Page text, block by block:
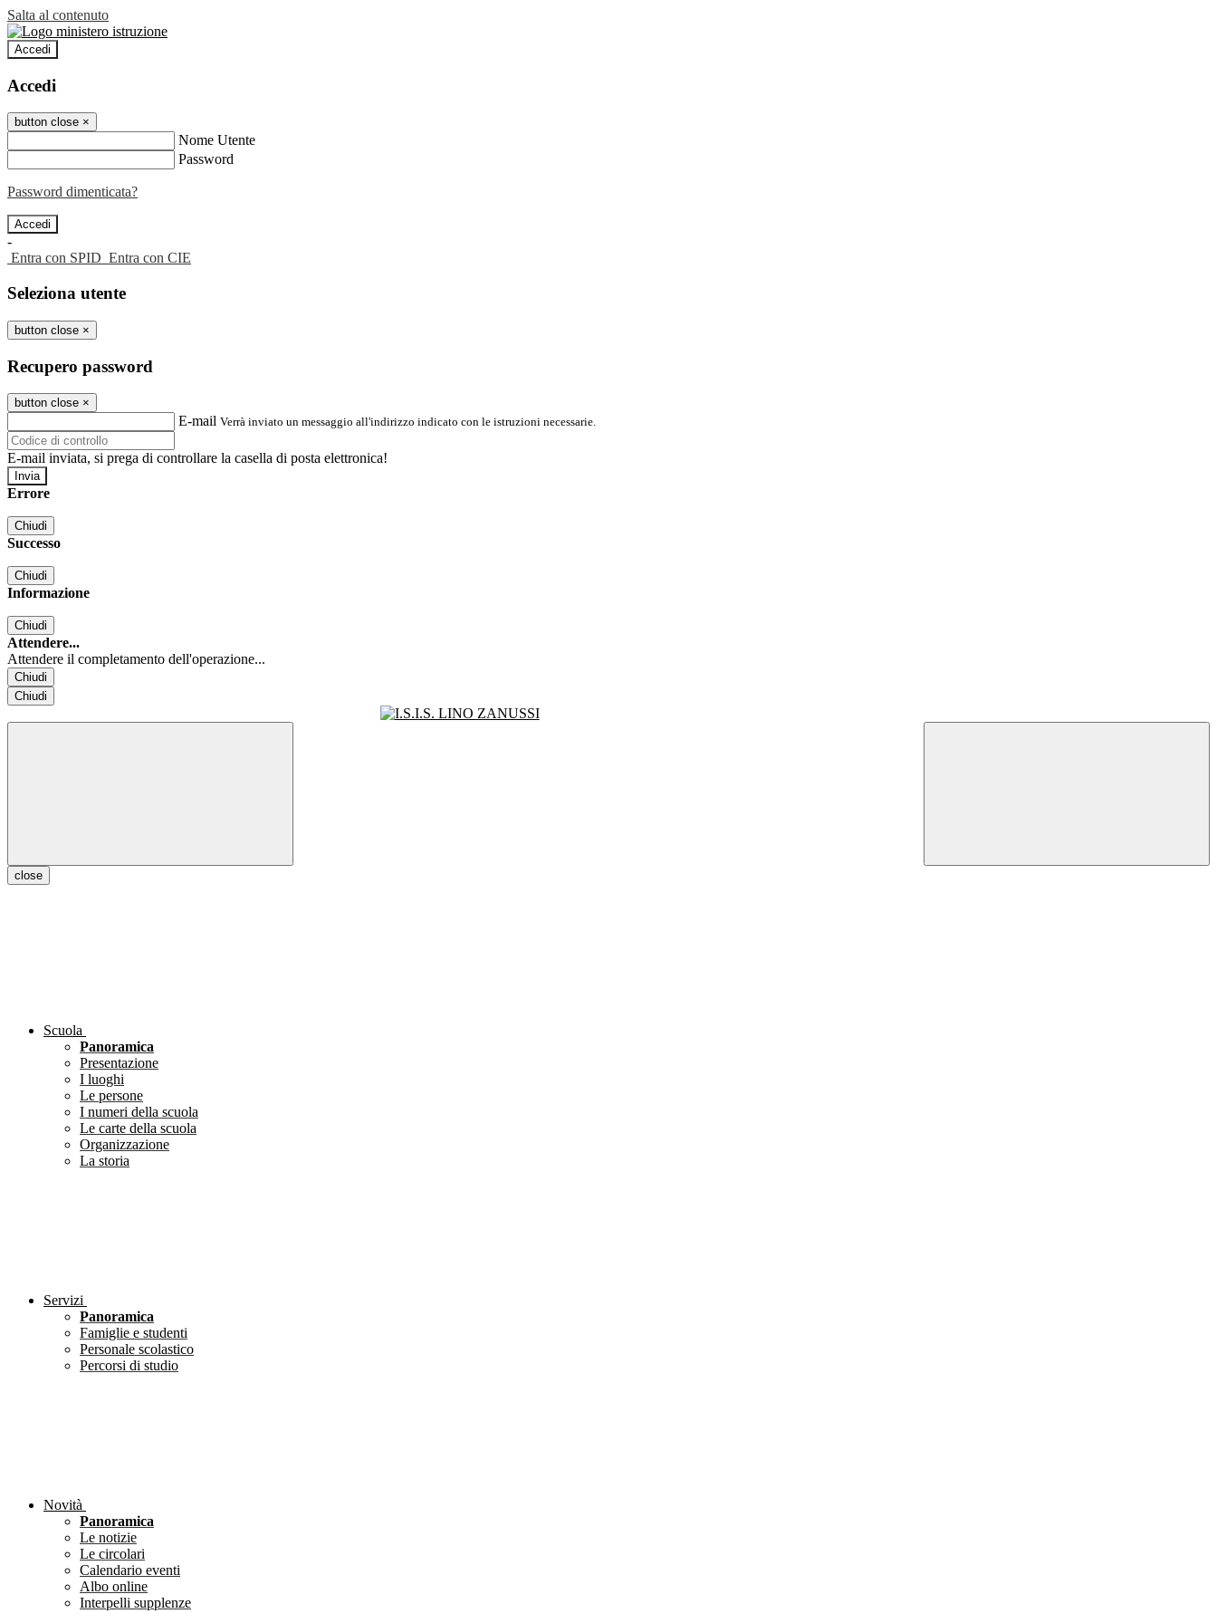
Salta al contenuto
Accedi
Accedi
button close ×
Nome Utente
Password
Password dimenticata?
-
Entra con SPID Entra con CIE
Seleziona utente
button close ×
Recupero password
button close ×
E-mail Verrà inviato un messaggio all'indirizzo indicato con le istruzioni necessarie.
E-mail inviata, si prega di controllare la casella di posta elettronica!
Errore
Chiudi
Successo
Chiudi
Informazione
Chiudi
Attendere...
Attendere il completamento dell'operazione...
Chiudi
Chiudi
close
Scuola
Panoramica
Presentazione
I luoghi
Le persone
I numeri della scuola
Le carte della scuola
Organizzazione
La storia
Servizi
Panoramica
Famiglie e studenti
Personale scolastico
Percorsi di studio
Novità
Panoramica
Le notizie
Le circolari
Calendario eventi
Albo online
Interpelli supplenze